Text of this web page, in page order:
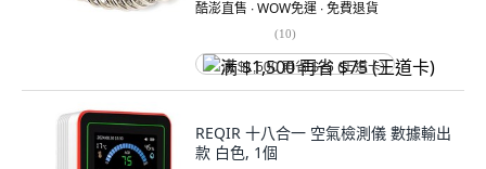
酷澎直售 ∙ WOW免運 ∙ 免費退貨
(10)
满 $1,500 再省 $75 (王道卡)
REQIR 十八合一 空氣檢測儀 數據輸出
款 白色, 1個